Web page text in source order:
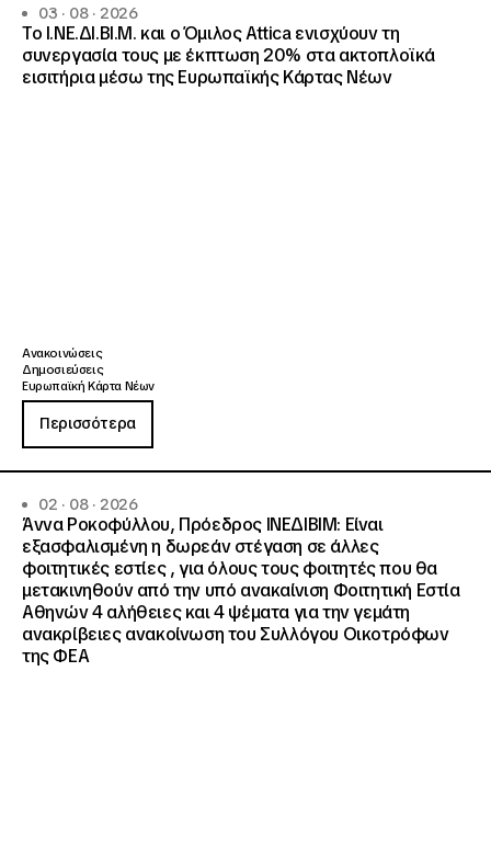
03 · 08 · 2026
Το Ι.ΝΕ.ΔΙ.ΒΙ.Μ. και o Όμιλος Attica ενισχύουν τη
συνεργασία τους με έκπτωση 20% στα ακτοπλοϊκά
εισιτήρια μέσω της Ευρωπαϊκής Κάρτας Νέων
Ανακοινώσεις
Δημοσιεύσεις
Ευρωπαϊκή Κάρτα Νέων
Περισσότερα
02 · 08 · 2026
Άννα Ροκοφύλλου, Πρόεδρος ΙΝΕΔΙΒΙΜ: Είναι
εξασφαλισμένη η δωρεάν στέγαση σε άλλες
φοιτητικές εστίες , για όλους τους φοιτητές που θα
μετακινηθούν από την υπό ανακαίνιση Φοιτητική Εστία
Αθηνών 4 αλήθειες και 4 ψέματα για την γεμάτη
ανακρίβειες ανακοίνωση του Συλλόγου Οικοτρόφων
της ΦΕΑ